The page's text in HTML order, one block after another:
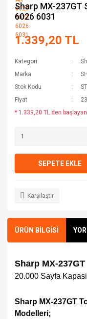
Sharp MX-237GT
6026 6031
1.339,20 TL
Kategori
Marka
Stok Kodu
Fiyat
* 1.339,20 TL den
SEPETE EKLE
Karşılaştır
ÜRÜN BİLGİSİ
Sharp MX-
20.000 Sayfa
Sharp MX-237GT
Modelleri;